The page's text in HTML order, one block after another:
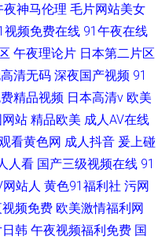
夜神马伦理 毛片网站美女
视频免费在线 91午夜在线
午夜理论片 日本第二片区
清无码 深夜国产视频 91
精品视频 日本高清v 欧美
站 精品欧美 成人AV在线
看黄色网 成人抖音 爰上碰
人看 国产三级视频在线 91
站人 黄色91福利社 污网
频免费 欧美激情福利网
韩 午夜视频福利免费 国